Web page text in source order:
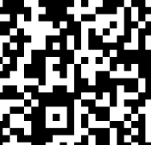
團或
道協
導民
仁踴